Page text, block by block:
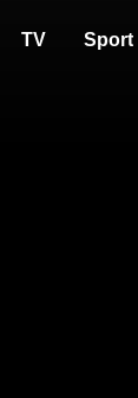
TV Sport